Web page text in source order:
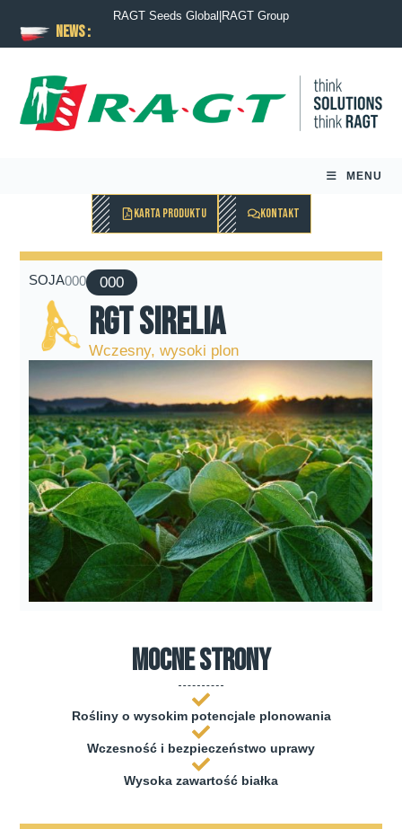
News :
RAGT Seeds Global RAGT Group
MENU
KARTA PRODUKTU KONTAKT
SOJA000 000
RGT Sirelia
Wczesny, wysoki plon
mocne strony
Rośliny o wysokim potencjale plonowania
Wczesność i bezpieczeństwo uprawy
Wysoka zawartość białka